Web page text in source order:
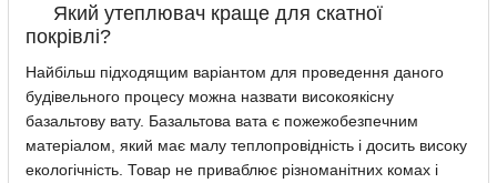
Який утеплювач краще для скатної
покрівлі?
Найбільш підходящим варіантом для проведення даного
будівельного процесу можна назвати високоякісну
базальтову вату. Базальтова вата є пожежобезпечним
матеріалом, який має малу теплопровідність і досить високу
екологічність. Товар не приваблює різноманітних комах і